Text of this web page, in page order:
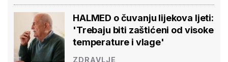
HALMED o čuvanju lijekova ljeti:
'Trebaju biti zaštićeni od visoke
temperature i vlage'
ZDRAVLJE